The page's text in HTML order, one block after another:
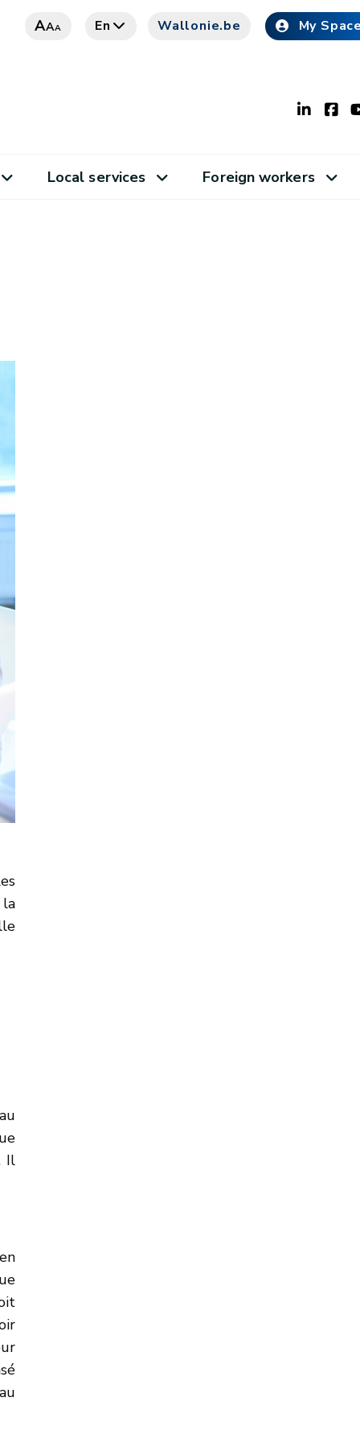
AAA En Wallonie.be My
Local services Foreign workers
Il